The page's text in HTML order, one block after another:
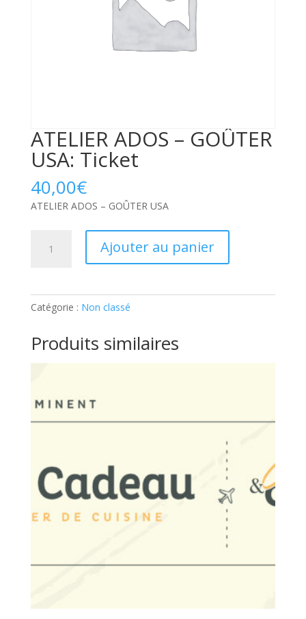
ATELIER ADOS – GOÛTER
USA: Ticket
40,00€
ATELIER ADOS – GOÛTER USA
GOÛTER
Ticket
Ajouter au panier
Catégorie : Non classé
Produits similaires